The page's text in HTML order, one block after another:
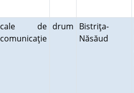
cale de
comunicaţie
drum Bistriţa-
Năsăud